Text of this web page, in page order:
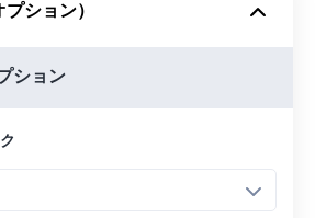
ドライブから
ション）
ション